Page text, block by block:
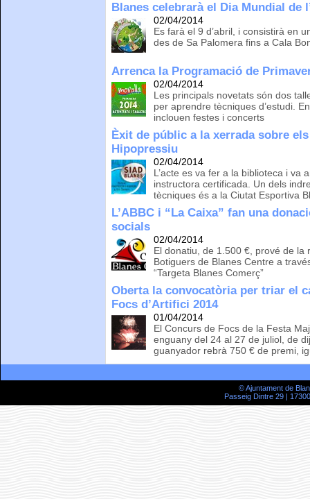
Blanes celebrarà el Dia Mundial de
02/04/2014
Es farà el 9 d’abril, i consistirà en
des de Sa Palomera fins a Cala
Arrenca la Programació de
02/04/2014
Les principals novetats són dos
per aprendre tècniques d’estudi.
inclouen festes i concerts
Èxit de públic a la xerrada sobre
Hipopressiu
02/04/2014
L’acte es va fer a la biblioteca i va
instructora certificada. Un dels
tècniques és a la Ciutat Esportiva
L’ABBC i “La Caixa” fan una
socials
02/04/2014
El donatiu, de 1.500 €, prové de la
Botiguers de Blanes Centre a
“Targeta Blanes Comerç”
Oberta la convocatòria per triar el
Focs d’Artifici 2014
01/04/2014
El Concurs de Focs de la Festa
enguany del 24 al 27 de juliol, de
guanyador rebrà 750 € de premi,
© Ajuntament de
Passeig Dintre 29 |